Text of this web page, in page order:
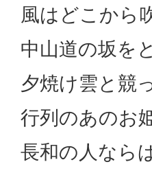
風はどこから
中山道の坂を
夕焼け雲と競
行列のあのお
長和の人なら